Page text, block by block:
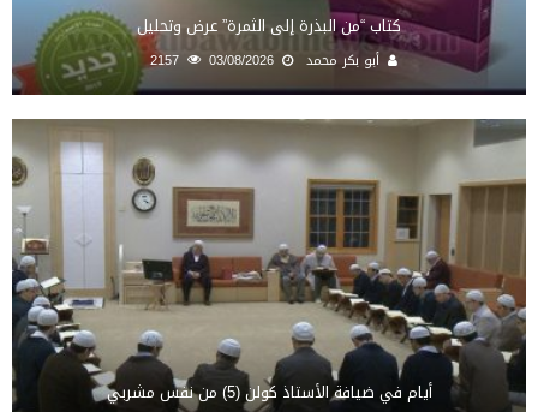
كتاب “من البذرة إلى الثمرة” عرض وتحليل
أبو بكر محمد 03/08/2026
2157
أيام في ضيافة الأستاذ كولن (5) من نفس مشربي